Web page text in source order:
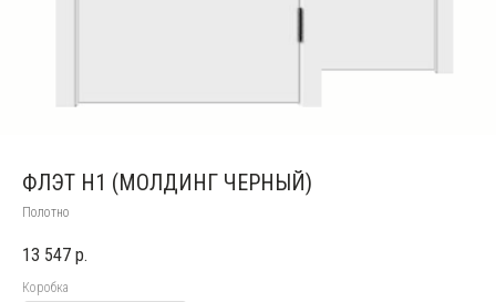
ФЛЭТ H1 (МОЛДИНГ ЧЕРНЫЙ)
Полотно
13 547 р.
Коробка